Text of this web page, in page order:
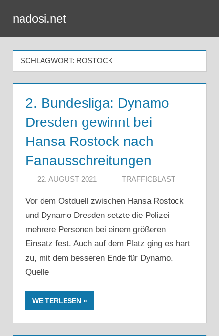
Inhalt
springen
nadosi.net
SCHLAGWORT: ROSTOCK
2. Bundesliga: Dynamo
Dresden gewinnt bei
Hansa Rostock nach
Fanausschreitungen
22. AUGUST 2021 TRAFFICBLAST
Vor dem Ostduell zwischen Hansa Rostock
und Dynamo Dresden setzte die Polizei
mehrere Personen bei einem größeren
Einsatz fest. Auch auf dem Platz ging es hart
zu, mit dem besseren Ende für Dynamo.
Quelle
WEITERLESEN